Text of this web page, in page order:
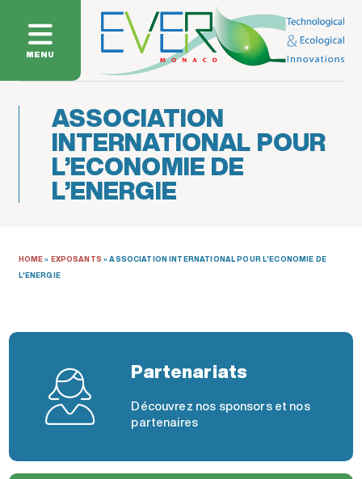
MENU
ASSOCIATION
INTERNATIONAL POUR
L’ECONOMIE DE
L’ENERGIE
HOME» EXPOSANTS »ASSOCIATION INTERNATIONAL POUR L’ECONOMIE DE
L’ENERGIE
Partenariats
Découvrez nos sponsors et nos
partenaires